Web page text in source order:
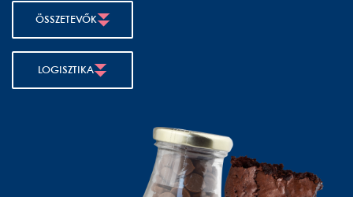
ÖSSZETEVŐK
LOGISZTIKA